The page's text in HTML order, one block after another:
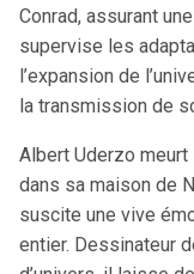
Conrad, assurant
supervise les
l’expansion de
la transmission de
Albert Uderzo meurt
dans sa maison de
suscite une vive
entier. Dessinateur